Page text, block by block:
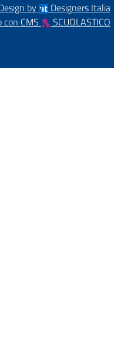
by
Designers Italia
CMS
SCUOLASTICO